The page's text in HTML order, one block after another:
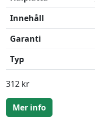
Innehåll
Garanti
Typ
312 kr
Mer info